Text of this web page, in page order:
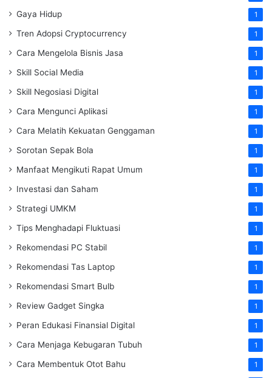
Gaya Hidup 1
Tren Adopsi Cryptocurrency 1
Cara Mengelola Bisnis Jasa 1
Skill Social Media 1
Skill Negosiasi Digital 1
Cara Mengunci Aplikasi 1
Cara Melatih Kekuatan Genggaman 1
Sorotan Sepak Bola 1
Manfaat Mengikuti Rapat Umum 1
Investasi dan Saham 1
Strategi UMKM 1
Tips Menghadapi Fluktuasi 1
Rekomendasi PC Stabil 1
Rekomendasi Tas Laptop 1
Rekomendasi Smart Bulb 1
Review Gadget Singka 1
Peran Edukasi Finansial Digital 1
Cara Menjaga Kebugaran Tubuh 1
Cara Membentuk Otot Bahu 1